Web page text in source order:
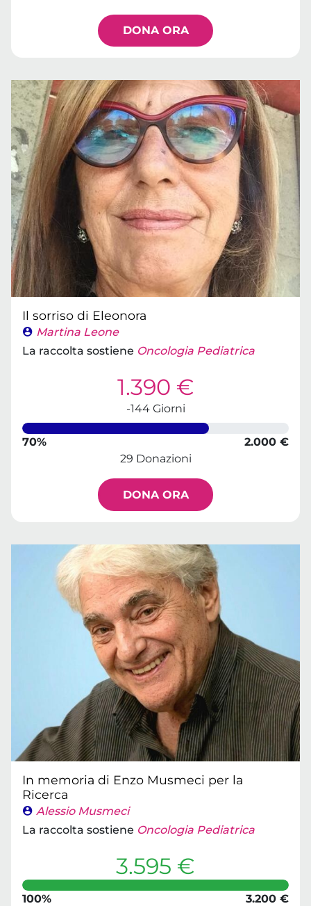
DONA ORA
Il sorriso di Eleonora
Martina Leone
La raccolta sostiene Oncologia Pediatrica
1.390 €
-144 Giorni
70%
2.000 €
29 Donazioni
DONA ORA
In memoria di Enzo Musmeci per la
Ricerca
Alessio Musmeci
La raccolta sostiene Oncologia Pediatrica
3.595 €
100%
3.200 €